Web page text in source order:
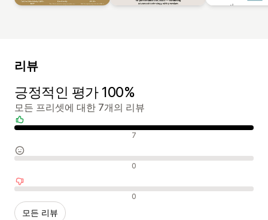
리뷰
긍정적인 평가 100%
모든 프리셋에 대한 7개의 리뷰
긍정적인 리뷰 7
중립적인 리뷰 0
부정적인 리뷰 0
모든 리뷰